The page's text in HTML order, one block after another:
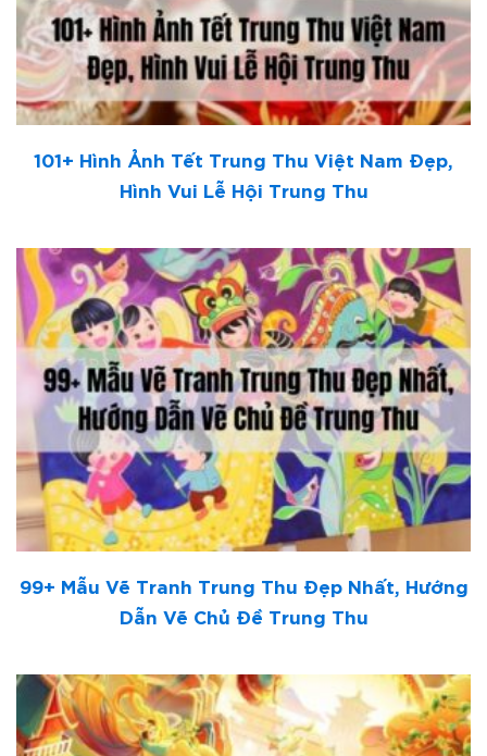
101+ Hình Ảnh Tết Trung Thu Việt Nam Đẹp,
Hình Vui Lễ Hội Trung Thu
99+ Mẫu Vẽ Tranh Trung Thu Đẹp Nhất, Hướng
Dẫn Vẽ Chủ Đề Trung Thu